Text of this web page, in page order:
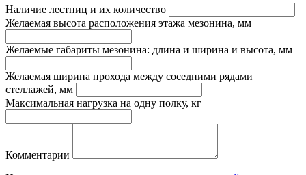
Наличие лестниц и их количество
Желаемая высота расположения этажа мезонина, мм
Желаемые габариты мезонина: длина и ширина и высота, мм
Желаемая ширина прохода между соседними рядами
стеллажей, мм
Максимальная нагрузка на одну полку, кг
Комментарии